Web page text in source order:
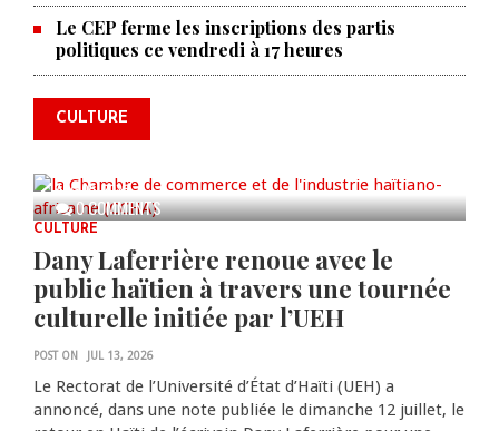
Le CEP ferme les inscriptions des partis
politiques ce vendredi à 17 heures
CULTURE
0 COMMENTS
La Chambre de commerce et de
l'industrie haïtiano-africaine
annonce des activités pour
commémorer le 235e
anniversaire de la cérémonie du
AUG 05, 2026
CULTURE
Dany Laferrière renoue avec le
public haïtien à travers une tournée
culturelle initiée par l’UEH
POST ON JUL 13, 2026
Le Rectorat de l’Université d’État d’Haïti (UEH) a
annoncé, dans une note publiée le dimanche 12 juillet, le